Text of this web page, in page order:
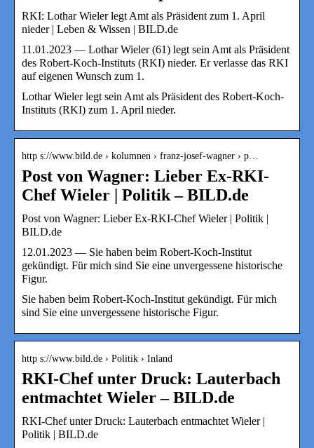
RKI: Lothar Wieler legt Amt als Präsident zum 1. April
nieder | Leben & Wissen | BILD.de
11.01.2023 — Lothar Wieler (61) legt sein Amt als Präsident
des Robert-Koch-Instituts (RKI) nieder. Er verlasse das RKI
auf eigenen Wunsch zum 1.
Lothar Wieler legt sein Amt als Präsident des Robert-Koch-
Instituts (RKI) zum 1. April nieder.
http s://www.bild.de › kolumnen › franz-josef-wagner › p…
Post von Wagner: Lieber Ex-RKI-
Chef Wieler | Politik – BILD.de
Post von Wagner: Lieber Ex-RKI-Chef Wieler | Politik |
BILD.de
12.01.2023 — Sie haben beim Robert-Koch-Institut
gekündigt. Für mich sind Sie eine unvergessene historische
Figur.
Sie haben beim Robert-Koch-Institut gekündigt. Für mich
sind Sie eine unvergessene historische Figur.
http s://www.bild.de › Politik › Inland
RKI-Chef unter Druck: Lauterbach
entmachtet Wieler – BILD.de
RKI-Chef unter Druck: Lauterbach entmachtet Wieler |
Politik | BILD.de